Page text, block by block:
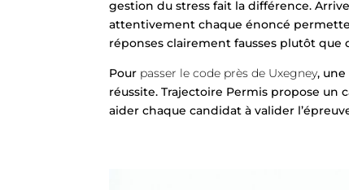
gestion du stress fait la différence.
attentivement chaque énoncé
réponses clairement fausses plutôt que
Pour passer le code près de Uxegney,
réussite. Trajectoire Permis propose un
aider chaque candidat à valider